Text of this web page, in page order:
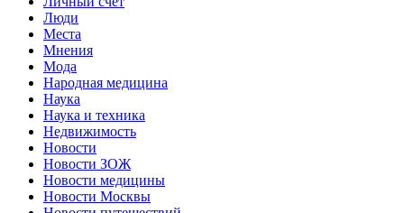
Люди
Места
Мнения
Мода
Народная медицина
Наука
Наука и техника
Недвижимость
Новости
Новости ЗОЖ
Новости медицины
Новости Москвы